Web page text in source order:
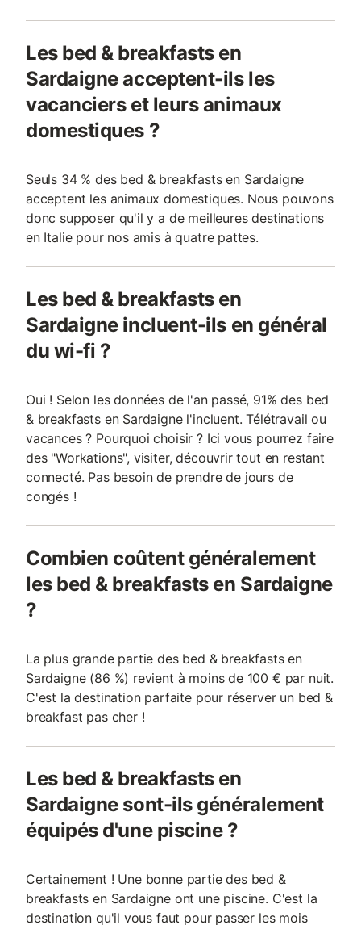
Les bed & breakfasts en
Sardaigne acceptent-ils les
vacanciers et leurs animaux
domestiques ?
Seuls 34 % des bed & breakfasts en Sardaigne
acceptent les animaux domestiques. Nous pouvons
donc supposer qu'il y a de meilleures destinations
en Italie pour nos amis à quatre pattes.
Les bed & breakfasts en
Sardaigne incluent-ils en général
du wi-fi ?
Oui ! Selon les données de l'an passé, 91% des bed
& breakfasts en Sardaigne l'incluent. Télétravail ou
vacances ? Pourquoi choisir ? Ici vous pourrez faire
des "Workations", visiter, découvrir tout en restant
connecté. Pas besoin de prendre de jours de
congés !
Combien coûtent généralement
les bed & breakfasts en Sardaigne
?
La plus grande partie des bed & breakfasts en
Sardaigne (86 %) revient à moins de 100 € par nuit.
C'est la destination parfaite pour réserver un bed &
breakfast pas cher !
Les bed & breakfasts en
Sardaigne sont-ils généralement
équipés d'une piscine ?
Certainement ! Une bonne partie des bed &
breakfasts en Sardaigne ont une piscine. C'est la
destination qu'il vous faut pour passer les mois